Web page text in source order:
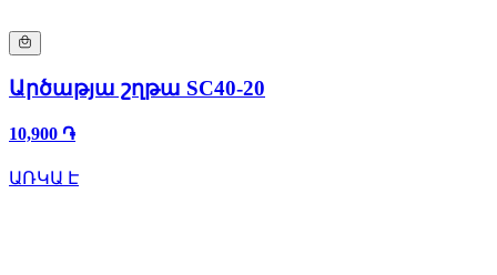
Արծաթյա շղթա SC40-20
10,900 ֏
ԱՌԿԱ Է